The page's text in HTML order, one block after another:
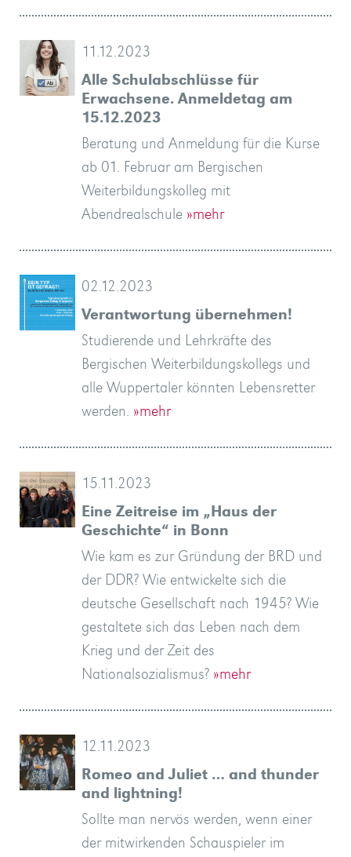
11.12.2023
Alle Schulabschlüsse für
Erwachsene. Anmeldetag am
15.12.2023
Beratung und Anmeldung für die Kurse
ab 01. Februar am Bergischen
Weiterbildungskolleg mit
Abendrealschule »mehr
02.12.2023
Verantwortung übernehmen!
Studierende und Lehrkräfte des
Bergischen Weiterbildungskollegs und
alle Wuppertaler könnten Lebensretter
werden. »mehr
15.11.2023
Eine Zeitreise im „Haus der
Geschichte“ in Bonn
Wie kam es zur Gründung der BRD und
der DDR? Wie entwickelte sich die
deutsche Gesellschaft nach 1945? Wie
gestaltete sich das Leben nach dem
Krieg und der Zeit des
Nationalsozialismus? »mehr
12.11.2023
Romeo and Juliet … and thunder
and lightning!
Sollte man nervös werden, wenn einer
der mitwirkenden Schauspieler im